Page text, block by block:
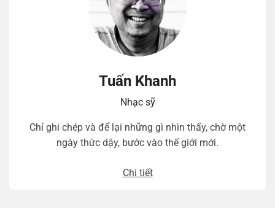
Tuấn Khanh
Nhạc sỹ
Chỉ ghi chép và để lại những gì nhìn thấy, chờ một
ngày thức dậy, bước vào thế giới mới.
Chi tiết